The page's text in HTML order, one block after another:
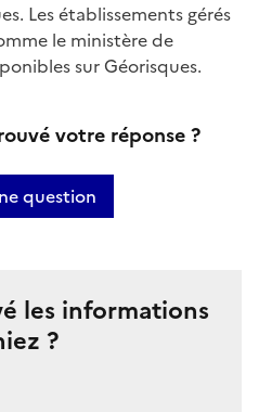
Les établissements gérés
le ministère de
sur Géorisques.
votre réponse ?
question
les informations
?